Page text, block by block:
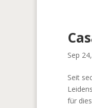
Sep
Seit
für